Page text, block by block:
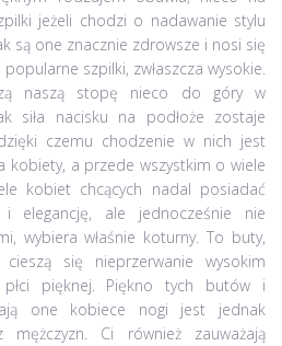
jeżeli chodzi o nadawanie stylu
są one znacznie zdrowsze i nosi się
szpilki, zwłaszcza wysokie.
naszą stopę nieco do góry w
siła nacisku na podłoże zostaje
czemu chodzenie w nich jest
kobiety, a przede wszystkim o wiele
kobiet chcących nadal posiadać
elegancję, ale jednocześnie nie
wybiera właśnie koturny. To buty,
się nieprzerwanie wysokim
płci pięknej. Piękno tych butów i
one kobiece nogi jest jednak
mężczyzn. Ci również zauważają